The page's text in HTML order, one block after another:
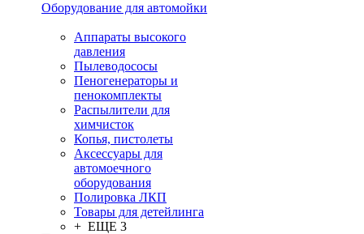
Оборудование для автомойки
Аппараты высокого
давления
Пылеводососы
Пеногенераторы и
пенокомплекты
Распылители для
химчисток
Копья, пистолеты
Аксессуары для
автомоечного
оборудования
Полировка ЛКП
Товары для детейлинга
+ ЕЩЕ 3